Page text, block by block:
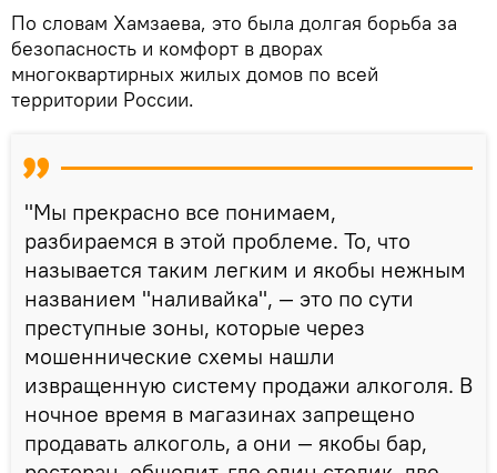
По словам Хамзаева, это была долгая борьба за
безопасность и комфорт в дворах
многоквартирных жилых домов по всей
территории России.
"Мы прекрасно все понимаем,
разбираемся в этой проблеме. То, что
называется таким легким и якобы нежным
названием "наливайка", — это по сути
преступные зоны, которые через
мошеннические схемы нашли
извращенную систему продажи алкоголя. В
ночное время в магазинах запрещено
продавать алкоголь, а они — якобы бар,